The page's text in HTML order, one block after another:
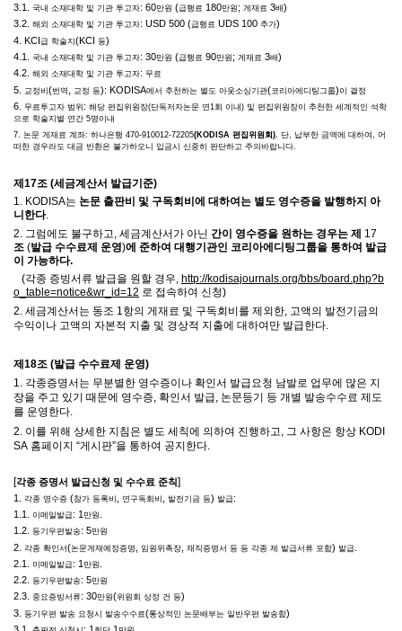
3.1. 국내 소재대학 및 기관 투고자: 60만원 (급행료 180만원 ; 게재료 3배)
3.2. 해외 소재대학 및 기관 투고자: USD 500 (급행료 UDS 100 추가)
4. KCI급 학술지(KCI 등)
4.1. 국내 소재대학 및 기관 투고자: 30만원 (급행료 90만원 ; 게재료 3배)
4.2. 해외 소재대학 및 기관 투고자: 무료
5. 교정비(번역 교정 등): KODISA에서 추천하는 별도 아웃소싱기관(코리아에디팅그룹) 이 결정
6. 무료투고자 범위 : 해당 편집위원장(단독저자논문 연1 회 이내) 및 편집위원장이 추천한 세계적인 석학
으로 학술지별 연간 5명이내
7. 논문 게재료 계좌: 하나은행 470-910012-72205(KODISA 편집위원회 ). 단, 납부한 금액에 대하여, 어
떠한 경우라도 대금 반환은 불가하오니 입금시 신중히 판단하고 주의바랍니다.
제 17조 (세금계산서 발급기준)
1. KODISA는 논문 출판비 및 구독회비에 대하여는 별도 영수증을 발행하지 아
니한다.
2.
그럼에도 불구하고 , 세금계산서가 아닌 간이 영수증을 원하는 경우는 제 17
조 (발급 수수료제 운영)에 준하여 대행기관인 코리아에디팅그룹을 통하여 발급
이 가능하다.
(각종 증빙서류 발급을 원할 경우, http://kodisajournals.org/bbs/board.php?b
o_table=notice&wr_id=12 로 접속하여 신청)
2. 세금계산서는 동조 1항의 게재료 및 구독회비를 제외한, 고액의 발전기금의
수익이나 고액의 자본적 지출 및 경상적 지출에 대하여만 발급한다.
제18조 (발급 수수료제 운영)
1. 각종증명서는 무분별한 영수증이나 확인서 발급요청 남발로 업무에 많은 지
장을 주고 있기 때문에 영수증, 확인서 발급, 논문등기 등 개별 발송수수료 제도
를 운영한다.
2. 이를 위해 상세한 지침은 별도 세칙에 의하여 진행하고 그 사항은 항상 KODI
SA 홈페이지 “게시판”을 통하여 공지한다
[각종 증명서 발급신청 및 수수료 준칙]
1. 각종 영수증 (참가 등록비 연구독회비 발전기금 등) 발급:
1.1.
이메일발급: 1 만원
1.2. 등기우편발송: 5만원
2. 각종 확인서(논문게재예정증명 임원위촉장 재직증명서 등 등 각종 제 발급서류 포함) 발급
2.1.
이메일발급: 1 만원
2.2. 등기우편발송: 5만원
2.3. 중요증빙서류: 30만원(위원회 상정 건 등)
3. 등기우편 발송 요청시 발송수수료(통상적인 논문배부는 일반우편 발송함)